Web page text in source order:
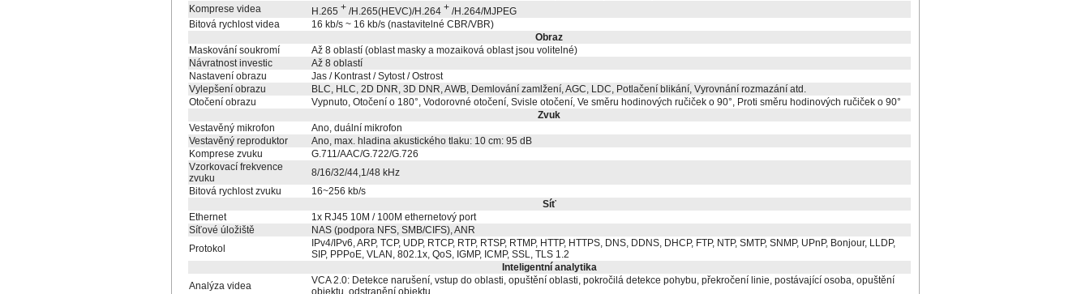
Komprese videa
H.265 + /H.265(HEVC)/H.264 + /H.264/MJPEG
Bitová rychlost videa
16 kb/s ~ 16 kb/s (nastavitelné CBR/VBR)
Obraz
Maskování soukromí
Až 8 oblastí (oblast masky a mozaiková oblast jsou volitelné)
Návratnost investic
Až 8 oblastí
Nastavení obrazu
Jas / Kontrast / Sytost / Ostrost
Vylepšení obrazu
BLC, HLC, 2D DNR, 3D DNR, AWB, Demlování zamlžení, AGC, LDC, Potlačení blikání, Vyrovnání rozmazání atd.
Otočení obrazu
Vypnuto, Otočení o 180°, Vodorovné otočení, Svisle otočení, Ve směru hodinových ručiček o 90°, Proti směru hodinových ručiček o 90°
Zvuk
Vestavěný mikrofon
Ano, duální mikrofon
Vestavěný reproduktor
Ano, max. hladina akustického tlaku: 10 cm: 95 dB
Komprese zvuku
G.711/AAC/G.722/G.726
Vzorkovací frekvence
zvuku
8/16/32/44,1/48 kHz
Bitová rychlost zvuku
16~256 kb/s
Síť
Ethernet
1x RJ45 10M / 100M ethernetový port
Síťové úložiště
NAS (podpora NFS, SMB/CIFS), ANR
Protokol
IPv4/IPv6, ARP, TCP, UDP, RTCP, RTP, RTSP, RTMP, HTTP, HTTPS, DNS, DDNS, DHCP, FTP, NTP, SMTP, SNMP, UPnP, Bonjour, LLDP,
SIP, PPPoE, VLAN, 802.1x, QoS, IGMP, ICMP, SSL, TLS 1.2
Inteligentní analytika
Analýza videa
VCA 2.0: Detekce narušení, vstup do oblasti, opuštění oblasti, pokročilá detekce pohybu, překročení linie, postávající osoba, opuštění